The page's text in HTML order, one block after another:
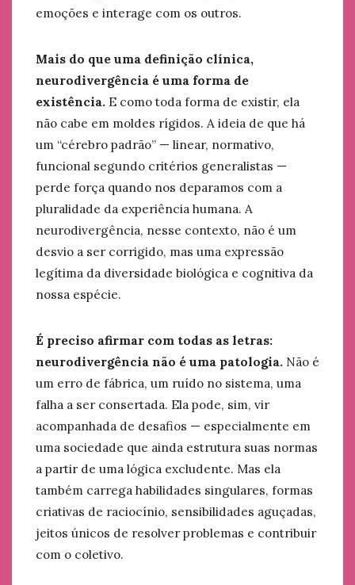
emoções e interage com os outros.
Mais do que uma definição clínica,
neurodivergência é uma forma de
existência. E como toda forma de existir, ela
não cabe em moldes rígidos. A ideia de que há
um “cérebro padrão” — linear, normativo,
funcional segundo critérios generalistas —
perde força quando nos deparamos com a
pluralidade da experiência humana. A
neurodivergência, nesse contexto, não é um
desvio a ser corrigido, mas uma expressão
legítima da diversidade biológica e cognitiva da
nossa espécie.
É preciso afirmar com todas as letras:
neurodivergência não é uma patologia. Não é
um erro de fábrica, um ruído no sistema, uma
falha a ser consertada. Ela pode, sim, vir
acompanhada de desafios — especialmente em
uma sociedade que ainda estrutura suas normas
a partir de uma lógica excludente. Mas ela
também carrega habilidades singulares, formas
criativas de raciocínio, sensibilidades aguçadas,
jeitos únicos de resolver problemas e contribuir
com o coletivo.